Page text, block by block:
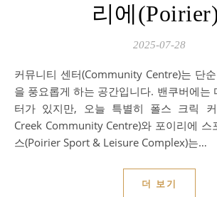
리에
2025-07-28
커뮤니티 센터(Community Centre)는 단순한 건물을 넘어, 삶
을 풍요롭게 하는 공간입니다. 밴쿠버에는
터가 있지만, 오늘 특별히 폴스 크릭 커
Creek Community Centre)와 포이리에 스
스(Poirier Sport & Leisure Complex)는…
더 보기